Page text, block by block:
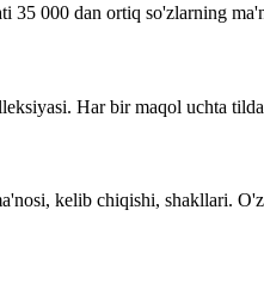
35 000 dan ortiq so'zlarning
Har bir maqol uchta
kelib chiqishi, shakllari.